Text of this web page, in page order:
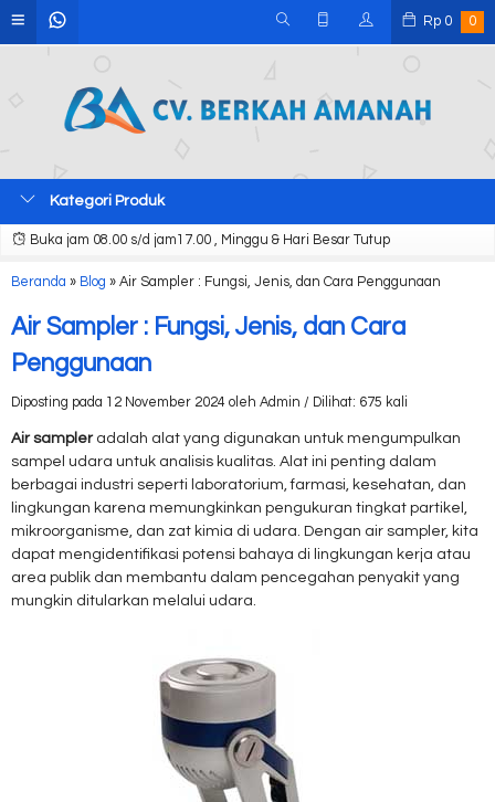
Rp 0 0
Kategori Produk
Buka jam 08.00 s/d jam17.00 , Minggu & Hari Besar Tutup
Beranda » Blog » Air Sampler : Fungsi, Jenis, dan Cara Penggunaan
Air Sampler : Fungsi, Jenis, dan Cara
Penggunaan
Diposting pada 12 November 2024 oleh Admin / Dilihat: 675 kali
Air sampleradalah alat yang digunakan untuk mengumpulkan
sampel udara untuk analisis kualitas. Alat ini penting dalam
berbagai industri seperti laboratorium, farmasi, kesehatan, dan
lingkungan karena memungkinkan pengukuran tingkat partikel,
mikroorganisme, dan zat kimia di udara. Dengan air sampler, kita
dapat mengidentifikasi potensi bahaya di lingkungan kerja atau
area publik dan membantu dalam pencegahan penyakit yang
mungkin ditularkan melalui udara.